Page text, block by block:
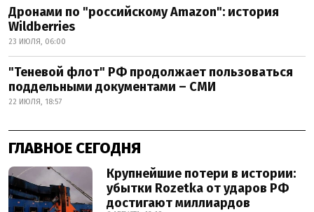
Дронами по "российскому Amazon": история
Wildberries
23 ИЮЛЯ, 06:00
"Теневой флот" РФ продолжает пользоваться
поддельными документами – СМИ
22 ИЮЛЯ, 18:57
ГЛАВНОЕ СЕГОДНЯ
Крупнейшие потери в истории:
убытки Rozetka от ударов РФ
достигают миллиардов